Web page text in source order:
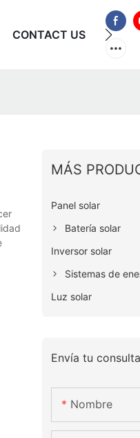
CONTACT US
MÁS
Panel solar
Batería solar
Inversor solar
Sistemas de
Luz solar
Envía tu consulta
Nombre